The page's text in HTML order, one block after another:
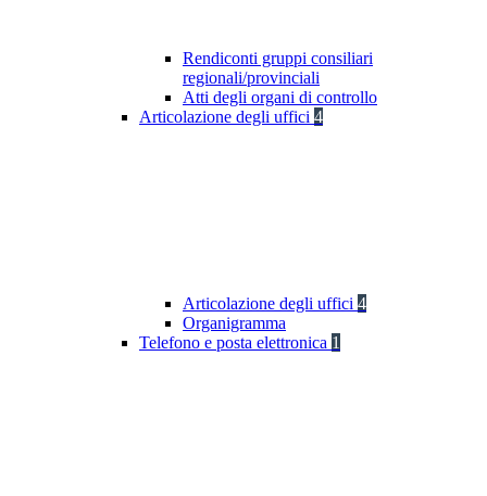
Rendiconti gruppi consiliari
regionali/provinciali
Atti degli organi di controllo
Articolazione degli uffici 4
Articolazione degli uffici 4
Organigramma
Telefono e posta elettronica 1